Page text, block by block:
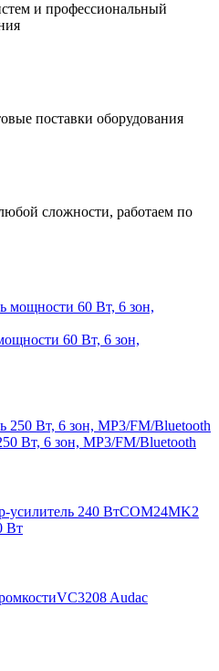
и профессиональный
поставки оборудования
сложности, работаем по
60 Вт, 6 зон,
Вт, 6 зон, MP3/FM/Bluetooth
COM24MK2
Вт
VC3208 Audac